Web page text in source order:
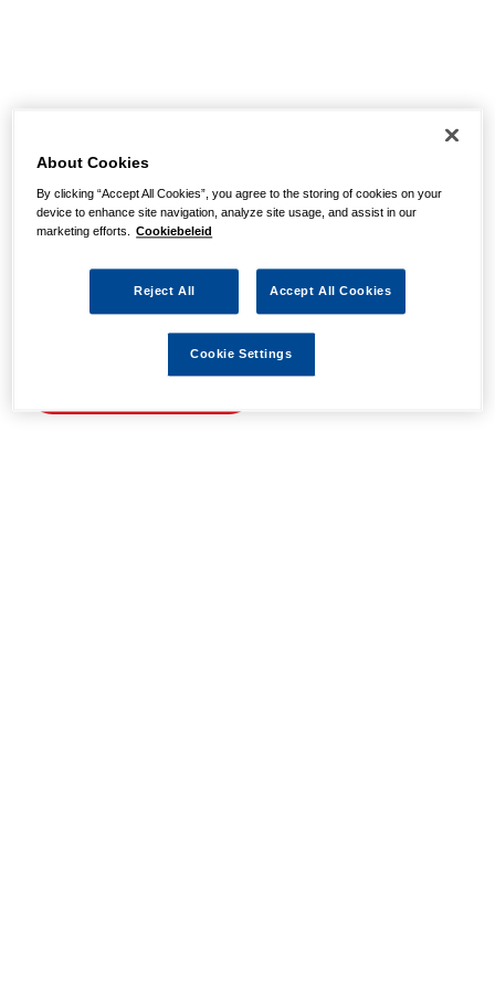
pagina niet kunnen
vinden
Wellicht zit er een spel- of typfout in de URL of is de
actie waarnaar u zocht al verlopen. We hopen u weer op
About Cookies
By clicking “Accept All Cookies”, you agree to the storing of cookies on your
device to enhance site navigation, analyze site usage, and assist in our
marketing efforts. Cookiebeleid
Reject All Accept All Cookies
Cookie Settings